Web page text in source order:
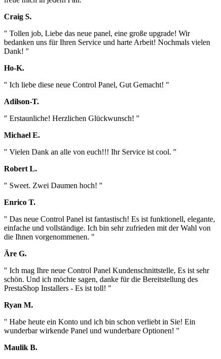
Craig S.
" Tollen job, Liebe das neue panel, eine große upgrade! Wir
bedanken uns für Ihren Service und harte Arbeit! Nochmals vielen
Dank! "
Ho-K.
" Ich liebe diese neue Control Panel, Gut Gemacht! "
Adilson-T.
" Erstaunliche! Herzlichen Glückwunsch! "
Michael E.
" Vielen Dank an alle von euch!!! Ihr Service ist cool. "
Robert L.
" Sweet. Zwei Daumen hoch! "
Enrico T.
" Das neue Control Panel ist fantastisch! Es ist funktionell, elegante,
einfache und vollständige. Ich bin sehr zufrieden mit der Wahl von
die Ihnen vorgenommenen. "
Äre G.
" Ich mag Ihre neue Control Panel Kundenschnittstelle, Es ist sehr
schön. Und ich möchte sagen, danke für die Bereitstellung des
PrestaShop Installers - Es ist toll! "
Ryan M.
" Habe heute ein Konto und ich bin schon verliebt in Sie! Ein
wunderbar wirkende Panel und wunderbare Optionen! "
Maulik B.